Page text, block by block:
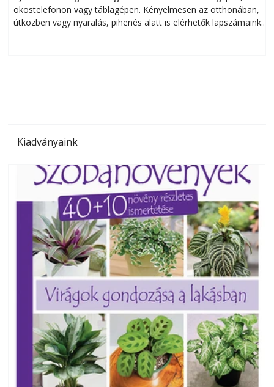
okostelefonon vagy táblagépen. Kényelmesen az otthonában,
útközben vagy nyaralás, pihenés alatt is elérhetők lapszámaink.
Kiadványaink